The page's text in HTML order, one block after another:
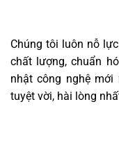
Chúng tôi luôn nỗ
chất lượng, chuẩn
nhật công nghệ
tuyệt vời, hài lòng